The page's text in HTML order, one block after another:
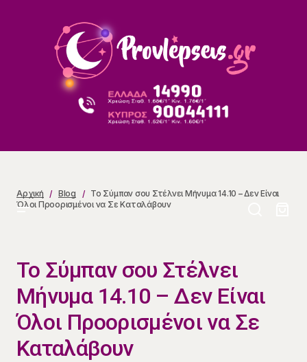
Αρχική Blog
Το Σύμπαν σου Στέλνει Μήνυμα 14.10 – Δεν Είναι
Όλοι Προορισμένοι να Σε Καταλάβουν
Το Σύμπαν σου Στέλνει
Μήνυμα 14.10 – Δεν Είναι
Όλοι Προορισμένοι να Σε
Καταλάβουν